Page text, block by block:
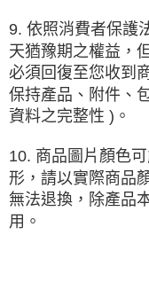
9. 依照消費者保護
天猶豫期之權益，
必須回復至您收到
保持產品、附件、
資料之完整性 )。
10. 商品圖片顏色
形，請以實際商品
無法退換，除產品
用。